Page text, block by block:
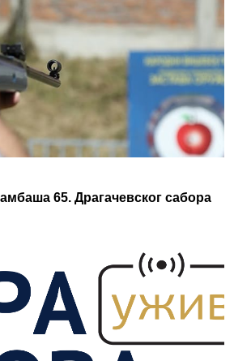
65. Драгачевског сабора